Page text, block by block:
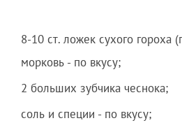
8-10 ст. ложек сухого гороха
морковь - по вкусу;
2 больших зубчика чеснока;
соль и специи - по вкусу;